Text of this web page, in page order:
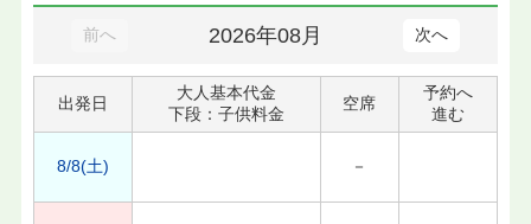
前へ 2026年08月 次へ
出発日
大人基本代金
下段：子供料金
空席
予約へ
進む
8/8(土) －